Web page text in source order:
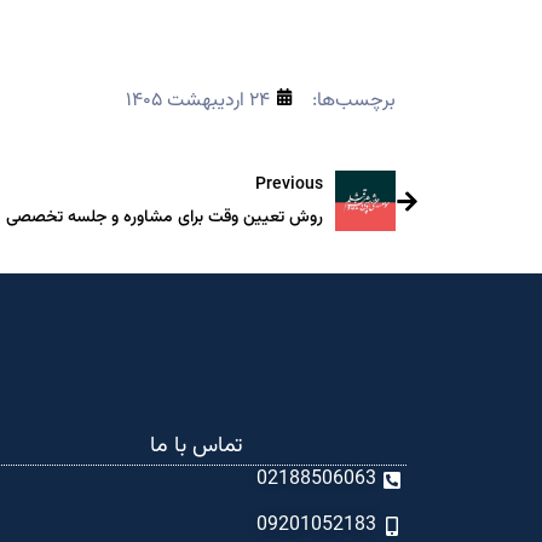
برچسب‌ها: ۲۴ اردیبهشت ۱۴۰۵
Previous
روش تعیین وقت برای مشاوره و جلسه تخصصی
تماس با ما
02188506063
09201052183